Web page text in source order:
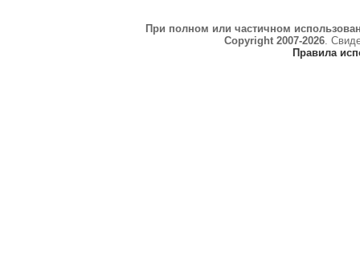
При полном или частичном
Copyright 2007-2026.
Правила